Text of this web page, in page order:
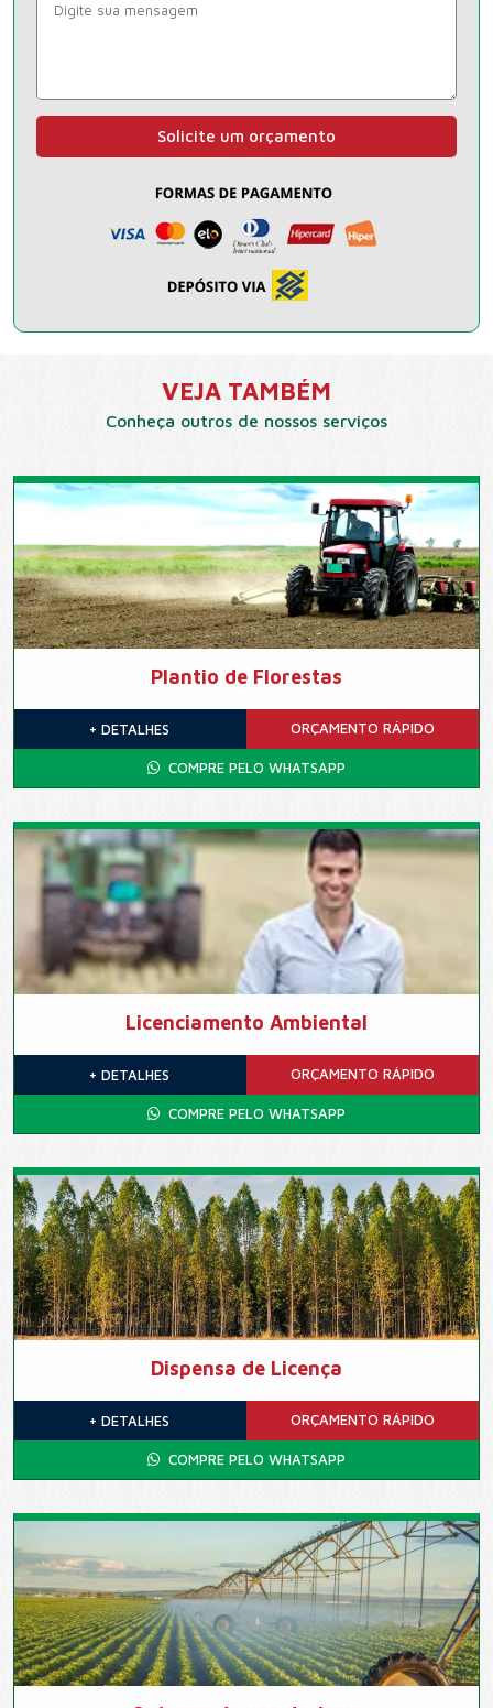
Solicite um orçamento
VEJA TAMBÉM
Conheça outros de nossos serviços
Plantio de Florestas
+ DETALHES ORÇAMENTO RÁPIDO
COMPRE PELO WHATSAPP
Licenciamento Ambiental
+ DETALHES ORÇAMENTO RÁPIDO
COMPRE PELO WHATSAPP
Dispensa de Licença
+ DETALHES ORÇAMENTO RÁPIDO
COMPRE PELO WHATSAPP